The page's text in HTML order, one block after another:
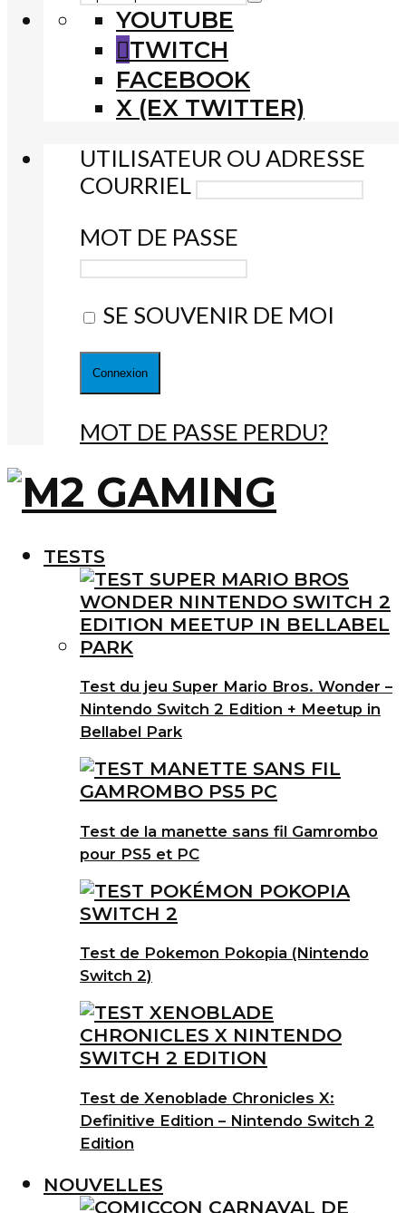
YOUTUBE
TWITCH
FACEBOOK
X (EX TWITTER)
UTILISATEUR OU ADRESSE
COURRIEL
MOT DE PASSE
SE SOUVENIR DE MOI
MOT DE PASSE PERDU?
TESTS
Test du jeu Super Mario Bros. Wonder –
Nintendo Switch 2 Edition + Meetup in
Bellabel Park
Test de la manette sans fil Gamrombo
pour PS5 et PC
Test de Pokemon Pokopia (Nintendo
Switch 2)
Test de Xenoblade Chronicles X:
Definitive Edition – Nintendo Switch 2
Edition
NOUVELLES